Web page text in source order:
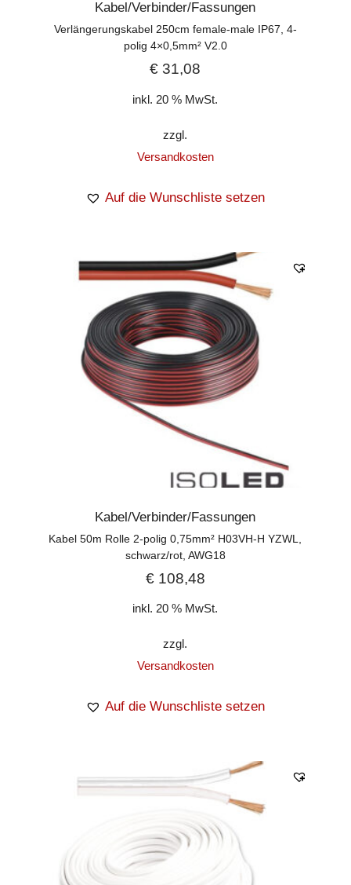
Kabel/Verbinder/Fassungen
Verlängerungskabel 250cm female-male IP67, 4-
polig 4×0,5mm² V2.0
€ 31,08
inkl. 20 % MwSt.
zzgl.
Versandkosten
Auf die Wunschliste setzen
Kabel/Verbinder/Fassungen
Kabel 50m Rolle 2-polig 0,75mm² H03VH-H YZWL,
schwarz/rot, AWG18
€108,48
inkl. 20 % MwSt.
zzgl.
Versandkosten
Auf die Wunschliste setzen